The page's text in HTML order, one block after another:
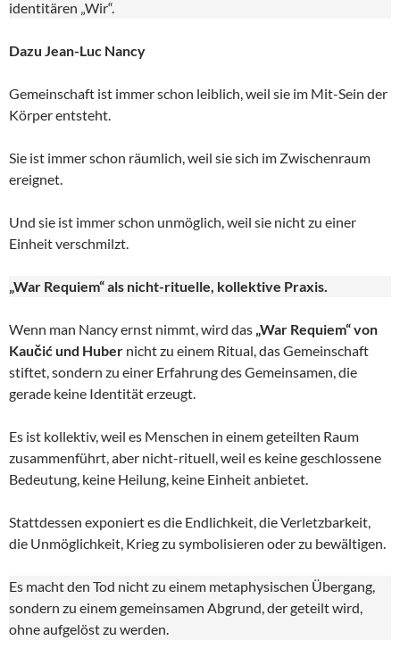
identitären „Wir“.
Dazu Jean-Luc Nancy
Gemeinschaft ist immer schon leiblich, weil sie im Mit-Sein der
Körper entsteht.
Sie ist immer schon räumlich, weil sie sich im Zwischenraum
ereignet.
Und sie ist immer schon unmöglich, weil sie nicht zu einer
Einheit verschmilzt.
„War Requiem“ als nicht-rituelle, kollektive Praxis.
Wenn man Nancy ernst nimmt, wird das „War Requiem“ von
Kaučić und Huber nicht zu einem Ritual, das Gemeinschaft
stiftet, sondern zu einer Erfahrung des Gemeinsamen, die
gerade keine Identität erzeugt.
Es ist kollektiv, weil es Menschen in einem geteilten Raum
zusammenführt, aber nicht-rituell, weil es keine geschlossene
Bedeutung, keine Heilung, keine Einheit anbietet.
Stattdessen exponiert es die Endlichkeit, die Verletzbarkeit,
die Unmöglichkeit, Krieg zu symbolisieren oder zu bewältigen.
Es macht den Tod nicht zu einem metaphysischen Übergang,
sondern zu einem gemeinsamen Abgrund, der geteilt wird,
ohne aufgelöst zu werden.